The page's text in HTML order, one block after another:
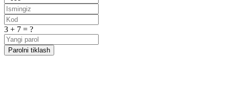
3 + 7 = ?
Parolni tiklash